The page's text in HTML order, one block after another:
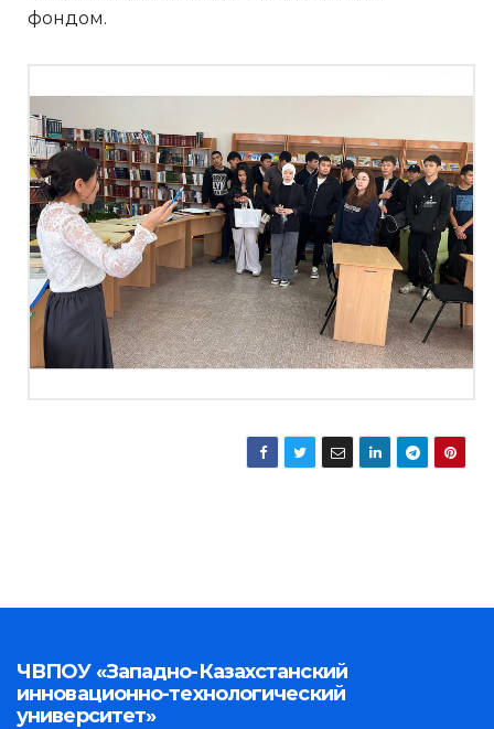
фондом.
ЧВПОУ «Западно-Казахстанский
инновационно-технологический
университет»